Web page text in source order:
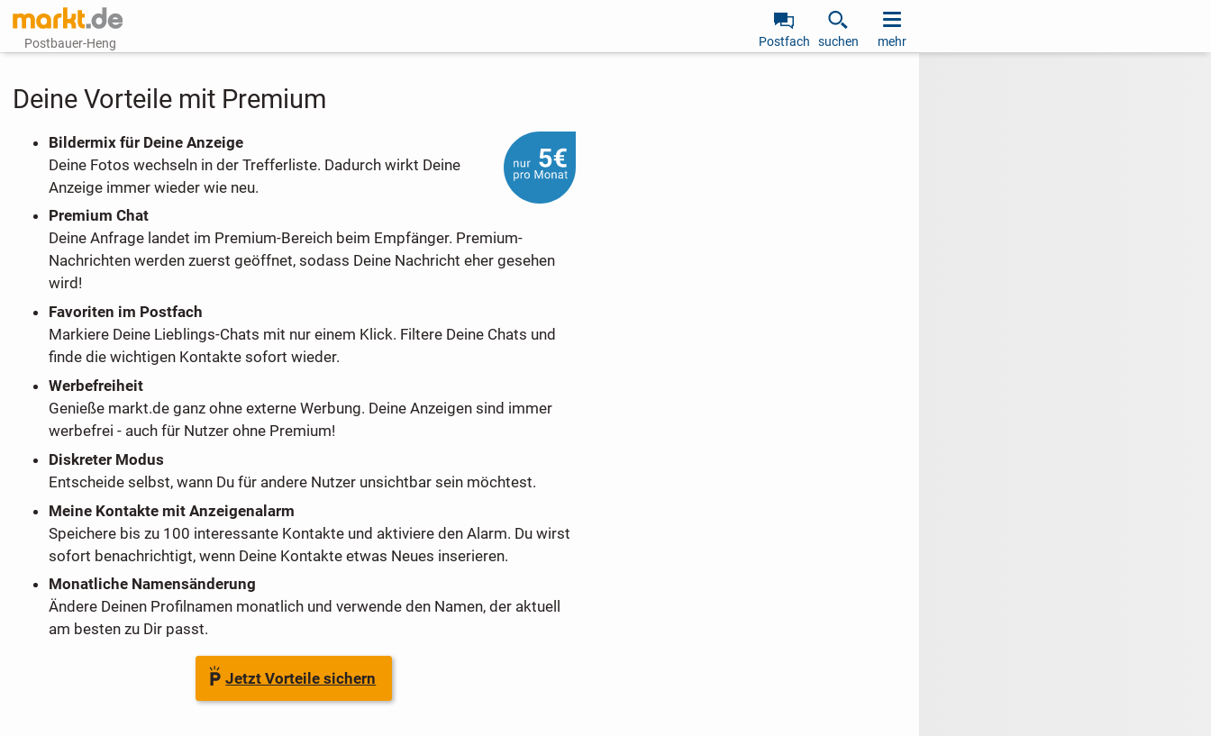
Postbauer-Heng Postfach suchen mehr
Deine Vorteile mit Premium
Bildermix für Deine Anzeige
Deine Fotos wechseln in der Trefferliste. Dadurch wirkt Deine
Anzeige immer wieder wie neu.
Premium Chat
Deine Anfrage landet im Premium-Bereich beim Empfänger. Premium-
Nachrichten werden zuerst geöffnet, sodass Deine Nachricht eher gesehen
wird!
Favoriten im Postfach
Markiere Deine Lieblings-Chats mit nur einem Klick. Filtere Deine Chats und
finde die wichtigen Kontakte sofort wieder.
Werbefreiheit
Genieße markt.de ganz ohne externe Werbung. Deine Anzeigen sind immer
werbefrei - auch für Nutzer ohne Premium!
Diskreter Modus
Entscheide selbst, wann Du für andere Nutzer unsichtbar sein möchtest.
Meine Kontakte mit Anzeigenalarm
Speichere bis zu 100 interessante Kontakte und aktiviere den Alarm. Du wirst
sofort benachrichtigt, wenn Deine Kontakte etwas Neues inserieren.
Monatliche Namensänderung
Ändere Deinen Profilnamen monatlich und verwende den Namen, der aktuell
am besten zu Dir passt.
Jetzt Vorteile sichern